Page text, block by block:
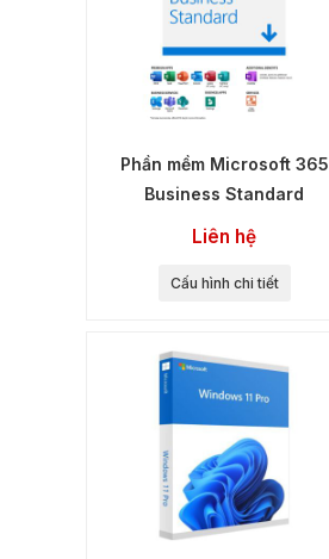
Phần mềm Microsoft 365
Business Standard
Liên hệ
Cấu hình chi tiết